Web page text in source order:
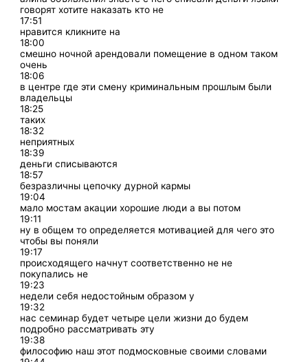
говорят хотите наказать кто не
17:51
нравится кликните на
18:00
смешно ночной арендовали помещение в одном таком
очень
18:06
в центре где эти смену криминальным прошлым были
владельцы
18:25
таких
18:32
неприятных
18:39
деньги списываются
18:57
безразличны цепочку дурной кармы
19:04
мало мостам акации хорошие люди а вы потом
19:11
ну в общем то определяется мотивацией для чего это
чтобы вы поняли
19:17
происходящего начнут соответственно не не
покупались не
19:23
недели себя недостойным образом у
19:32
нас семинар будет четыре цели жизни до будем
подробно рассматривать эту
19:38
философию наш этот подмосковные своими словами